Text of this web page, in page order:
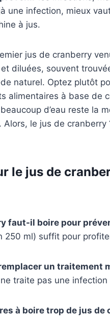
une infection, mieux
à jus.
jus de cranberry
diluées, souvent
naturel. Optez plutôt
alimentaires à base de
d’eau reste la
le jus de
le jus de
faut-il boire pour
250 ml) suffit pour
un traitement
traite pas une
à boire trop de jus de